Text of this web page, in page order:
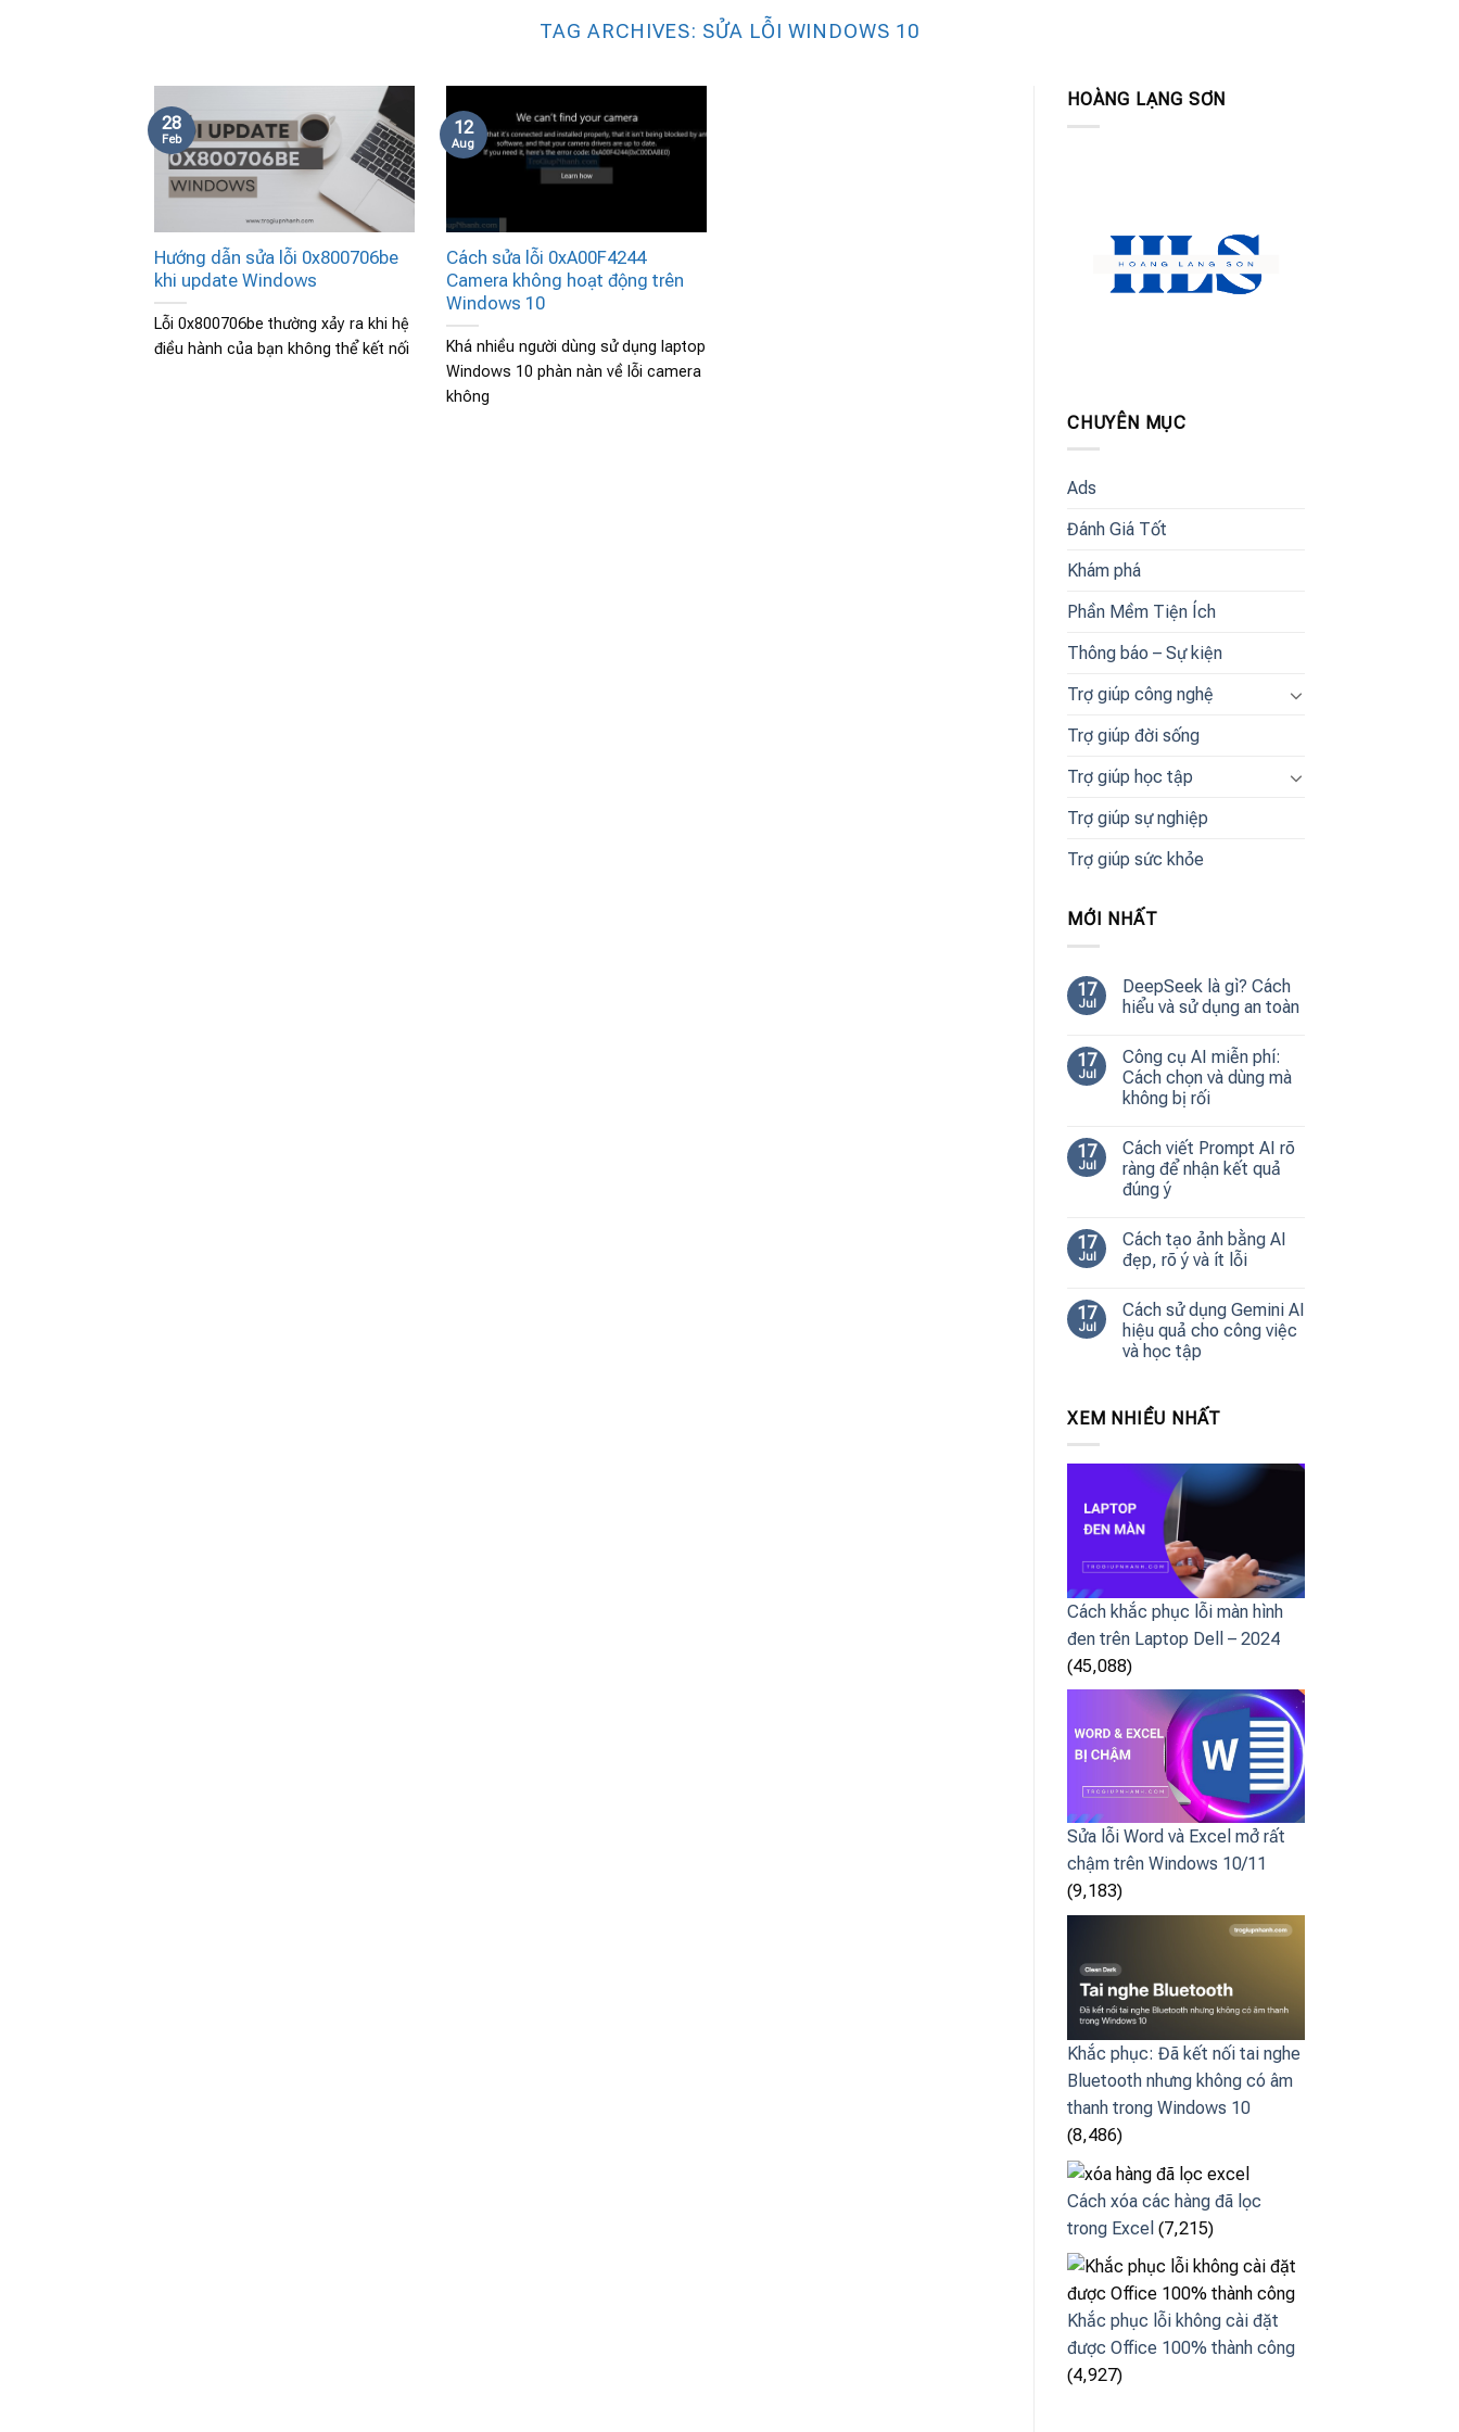
TAG ARCHIVES: SỬA LỖI WINDOWS 10
Hướng dẫn sửa lỗi 0x800706be
khi update Windows
Lỗi 0x800706be thường xảy ra khi hệ
điều hành của bạn không thể kết nối
28
Feb
Cách sửa lỗi 0xA00F4244
Camera không hoạt động trên
Windows 10
Khá nhiều người dùng sử dụng laptop
Windows 10 phàn nàn về lỗi camera
không
12
Aug
HOÀNG LẠNG SƠN
CHUYÊN MỤC
Ads
Đánh Giá Tốt
Khám phá
Phần Mềm Tiện Ích
Thông báo – Sự kiện
Trợ giúp công nghệ
Trợ giúp đời sống
Trợ giúp học tập
Trợ giúp sự nghiệp
Trợ giúp sức khỏe
MỚI NHẤT
17
Jul
DeepSeek là gì? Cách
hiểu và sử dụng an toàn
17
Jul
Công cụ AI miễn phí:
Cách chọn và dùng mà
không bị rối
17
Jul
Cách viết Prompt AI rõ
ràng để nhận kết quả
đúng ý
17
Jul
Cách tạo ảnh bằng AI
đẹp, rõ ý và ít lỗi
17
Jul
Cách sử dụng Gemini AI
hiệu quả cho công việc
và học tập
XEM NHIỀU NHẤT
Cách khắc phục lỗi màn hình
đen trên Laptop Dell – 2024
(45,088)
Sửa lỗi Word và Excel mở rất
chậm trên Windows 10/11
(9,183)
Khắc phục: Đã kết nối tai nghe
Bluetooth nhưng không có âm
thanh trong Windows 10
(8,486)
Cách xóa các hàng đã lọc
trong Excel (7,215)
Khắc phục lỗi không cài đặt
được Office 100% thành công
(4,927)